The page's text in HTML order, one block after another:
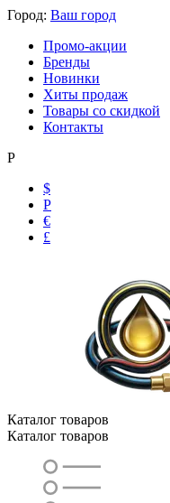
Город: Ваш город
Промо-акции
Бренды
Новинки
Хиты продаж
Товары со скидкой
Контакты
Р
$
Р
€
£
Каталог товаров
Каталог товаров
Ольга
Маслобензостойкие